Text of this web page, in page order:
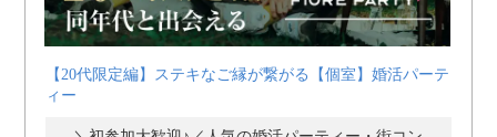
【20代限定編】ステキなご縁が繋がる【個室】婚活パーテ
ィー